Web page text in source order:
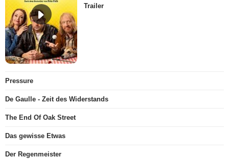
Trailer
Pressure
De Gaulle - Zeit des Widerstands
The End Of Oak Street
Das gewisse Etwas
Der Regenmeister